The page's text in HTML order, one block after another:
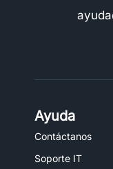
Ayuda
Contáctanos
Soporte IT